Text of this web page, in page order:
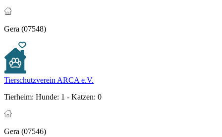
Gera (07548)
Tierschutzverein ARCA e.V.
Tierheim: Hunde: 1 - Katzen: 0
Gera (07546)